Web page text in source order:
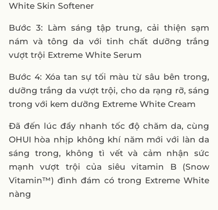
White Skin Softener
Bước 3: Làm sáng tập trung, cải thiện sạm
nám và tông da với tinh chất dưỡng trắng
vượt trội Extreme White Serum
Bước 4: Xóa tan sự tối màu từ sâu bên trong,
dưỡng trắng da vượt trội, cho da rạng rỡ, sáng
trong với kem dưỡng Extreme White Cream
Đã đến lúc đẩy nhanh tốc độ chăm da, cùng
OHUI hòa nhịp không khí năm mới với làn da
sáng trong, không tì vết và cảm nhận sức
mạnh vượt trội của siêu vitamin B (Snow
Vitamin™) đình đám có trong Extreme White
nàng